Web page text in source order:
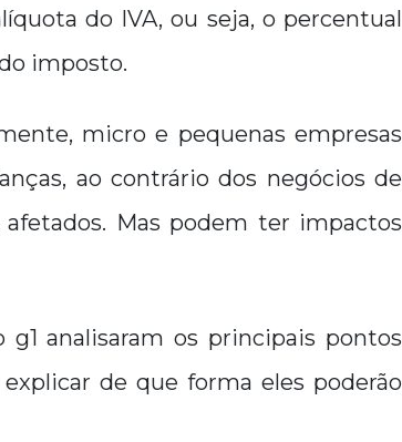
do IVA, ou seja, o percentual
imposto.
micro e pequenas empresas
ao contrário dos negócios de
Mas podem ter impactos
analisaram os principais pontos
de que forma eles poderão